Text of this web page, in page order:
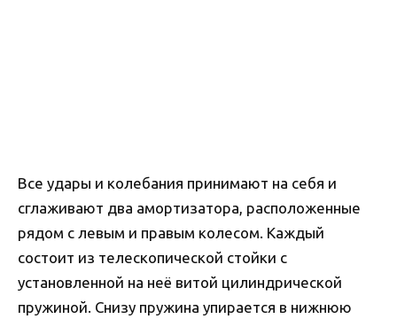
Все удары и колебания принимают на себя и
сглаживают два амортизатора, расположенные
рядом с левым и правым колесом. Каждый
состоит из телескопической стойки с
установленной на неё витой цилиндрической
пружиной. Снизу пружина упирается в нижнюю